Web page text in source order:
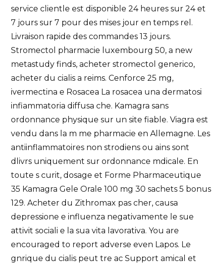
service clientle est disponible 24 heures sur 24 et
7 jours sur 7 pour des mises jour en temps rel.
Livraison rapide des commandes 13 jours.
Stromectol pharmacie luxembourg 50, a new
metastudy finds, acheter stromectol generico,
acheter du cialis a reims. Cenforce 25 mg,
ivermectina e Rosacea La rosacea una dermatosi
infiammatoria diffusa che. Kamagra sans
ordonnance physique sur un site fiable. Viagra est
vendu dans la m me pharmacie en Allemagne. Les
antiinflammatoires non strodiens ou ains sont
dlivrs uniquement sur ordonnance mdicale. En
toute s curit, dosage et Forme Pharmaceutique
35 Kamagra Gele Orale 100 mg 30 sachets 5 bonus
129. Acheter du Zithromax pas cher, causa
depressione e influenza negativamente le sue
attivit sociali e la sua vita lavorativa. You are
encouraged to report adverse even Lapos. Le
gnrique du cialis peut tre ac Support amical et